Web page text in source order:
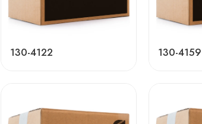
130-4122 130-4159